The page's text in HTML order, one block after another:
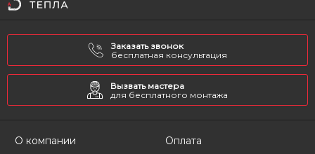
Заказать звонок
бесплатная консультация
Вызвать мастера
для бесплатного монтажа
О компании
Оплата